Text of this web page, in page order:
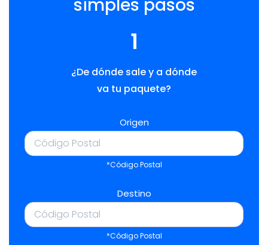
simples pasos
1
¿De dónde sale y a dónde
va tu paquete?
Origen
*Código Postal
Destino
*Código Postal